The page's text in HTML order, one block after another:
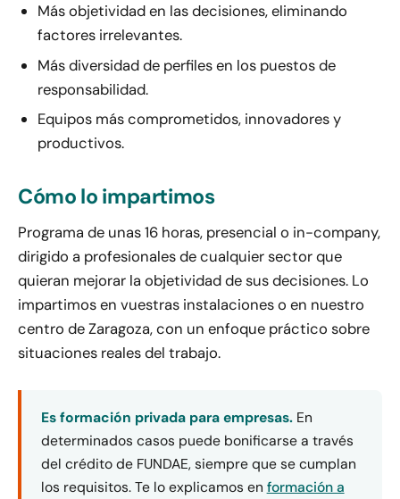
Más objetividad en las decisiones, eliminando
factores irrelevantes.
Más diversidad de perfiles en los puestos de
responsabilidad.
Equipos más comprometidos, innovadores y
productivos.
Cómo lo impartimos
Programa de unas 16 horas, presencial o in-company,
dirigido a profesionales de cualquier sector que
quieran mejorar la objetividad de sus decisiones. Lo
impartimos en vuestras instalaciones o en nuestro
centro de Zaragoza, con un enfoque práctico sobre
situaciones reales del trabajo.
Es formación privada para empresas.En
determinados casos puede bonificarse a través
del crédito de FUNDAE, siempre que se cumplan
los requisitos. Te lo explicamos en formación a